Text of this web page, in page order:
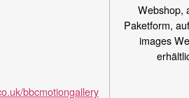
bbcmotiongallery
Webshop,
Paketform,
images